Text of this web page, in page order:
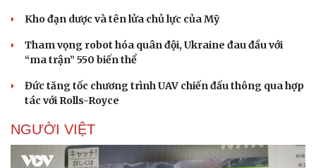
Văn học
Di sản
Thời trang
Kho đạn dược và tên lửa chủ lực của Mỹ
Tham vọng robot hóa quân đội, Ukraine đau đầu với
“ma trận” 550 biến thể
Đức tăng tốc chương trình UAV chiến đấu thông qua hợp
tác với Rolls-Royce
NGƯỜI VIỆT